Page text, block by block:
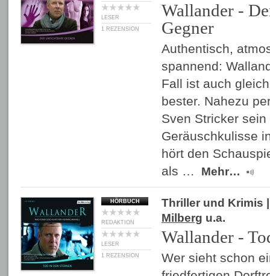
LESER
1 REZENSION
Wallander -
Gegner
Authentisch,
spannend:
Fall ist auch
bester. Nahezu
Sven Stricker
Geräuschkulisse
hört den
als …
Mehr…
HÖRBUCH
REDAKTION
LESER
1 REZENSION
Thriller und Krimis
Milberg u.a.
Wallander -
Wer sieht schon